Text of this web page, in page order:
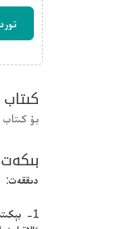
بۇ
دىققەت:
1-